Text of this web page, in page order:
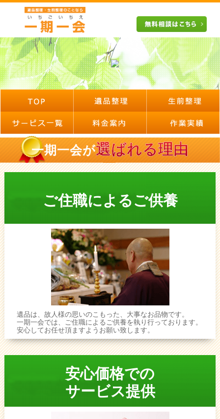
一期一会が選ばれる理由
ご住職によるご供養
遺品は、故人様の思いのこもった、大事なお品物です。
一期一会では、ご住職によるご供養を執り行っております。
安心してお任せ頂ますようお願い致します。
安心価格での
サービス提供